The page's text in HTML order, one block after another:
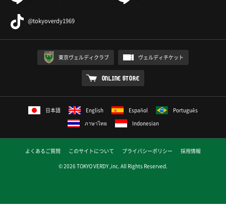
@tokyoverdy1969
東京ヴェルディクラブ ヴェルディチケット
ONLINE STORE
日本語 English Español
Português
ภาษาไทย
Indonesian
よくあるご質問 このサイトについて プライバシーポリシー
採用情報
© 2026 TOKYO VERDY ,inc. All Rights Reserved.